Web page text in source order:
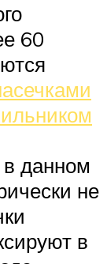
60
данном
не
в